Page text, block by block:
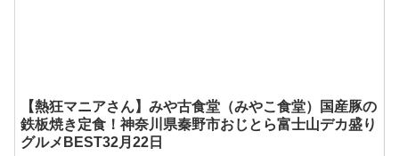
【熱狂マニアさん】みや古食堂（みやこ食堂）国産豚の
鉄板焼き定食！神奈川県秦野市おじとら富士山デカ盛り
グルメBEST32月22日